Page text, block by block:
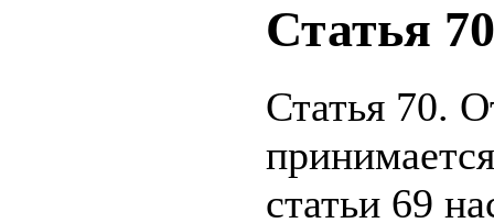
Статья 70
Статья 70.
статьи 69